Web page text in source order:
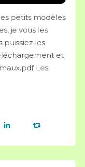
petits modèles
je vous les
puissiez les
et
Les